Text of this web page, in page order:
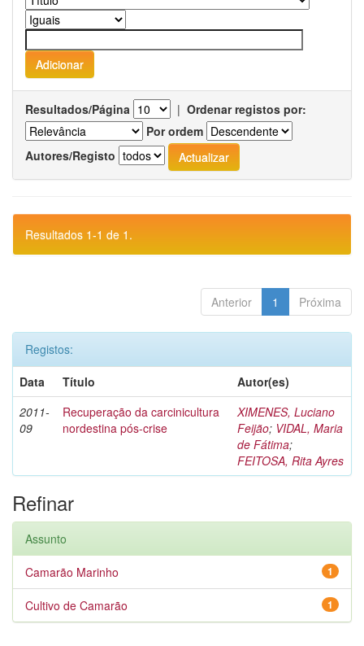
Resultados/Página | Ordenar registos por:
Por ordem
Autores/Registo
Resultados 1-1 de 1.
Anterior 1 Próxima
Registos:
Data
Título
Autor(es)
2011-
09
Recuperação da carcinicultura
nordestina pós-crise
XIMENES, Luciano
Feijão; VIDAL, Maria
de Fátima;
FEITOSA, Rita Ayres
Refinar
Assunto
1
Camarão Marinho
1
Cultivo de Camarão